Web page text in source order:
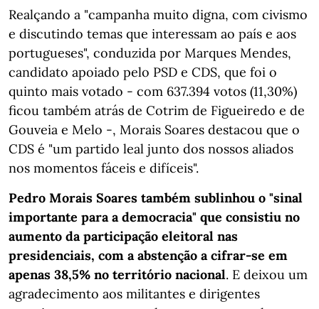
Realçando a "campanha muito digna, com civismo
e discutindo temas que interessam ao país e aos
portugueses", conduzida por Marques Mendes,
candidato apoiado pelo PSD e CDS, que foi o
quinto mais votado - com 637.394 votos (11,30%)
ficou também atrás de Cotrim de Figueiredo e de
Gouveia e Melo -, Morais Soares destacou que o
CDS é "um partido leal junto dos nossos aliados
nos momentos fáceis e difíceis".
Pedro Morais Soares também sublinhou o "sinal
importante para a democracia" que consistiu no
aumento da participação eleitoral nas
presidenciais, com a abstenção a cifrar-se em
apenas 38,5% no território nacional. E deixou um
agradecimento aos militantes e dirigentes